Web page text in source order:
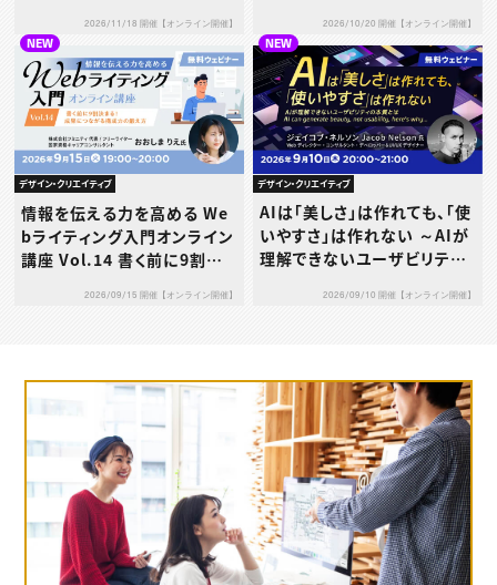
え方
2026/11/18 開催【オンライン開催】 2026/10/20 開催【オンライン開催】
NEW
デザイン・クリエイティブ
情報を伝える力を高める We
bライティング入門オンライン
講座 Vol.14 書く前に9割決
の鍛え方2026/09/15 開催【オンライン開催】
NEW
デザイン・クリエイティブ
AIは「美しさ」は作れても、「使
いやすさ」は作れない ～AIが
理解できないユーザビリティ
2026/09/10 開催【オンライン開催】